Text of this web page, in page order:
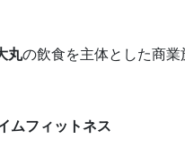
丸の飲食を主体とした商業
ムフィットネス